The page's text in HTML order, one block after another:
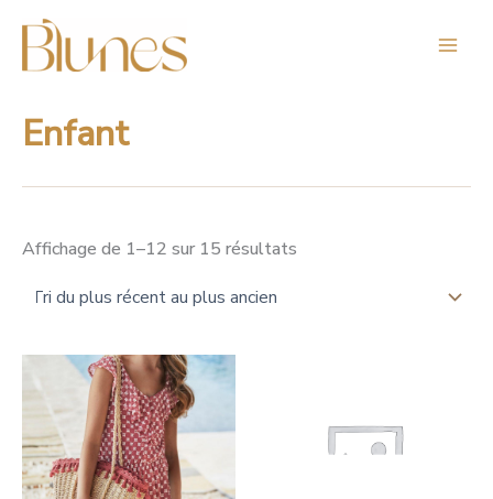
contenu
Enfant
Affichage de 1–12 sur 15 résultats